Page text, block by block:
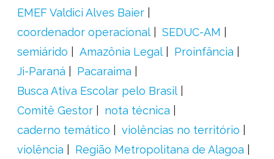
EMEF Valdici Alves Baier
coordenador operacional
SEDUC-AM
semiárido
Amazônia Legal
Proinfância
Ji-Paraná
Pacaraima
Busca Ativa Escolar pelo Brasil
Comitê Gestor
nota técnica
caderno temático
violências no território
violência
Região Metropolitana de Alagoa